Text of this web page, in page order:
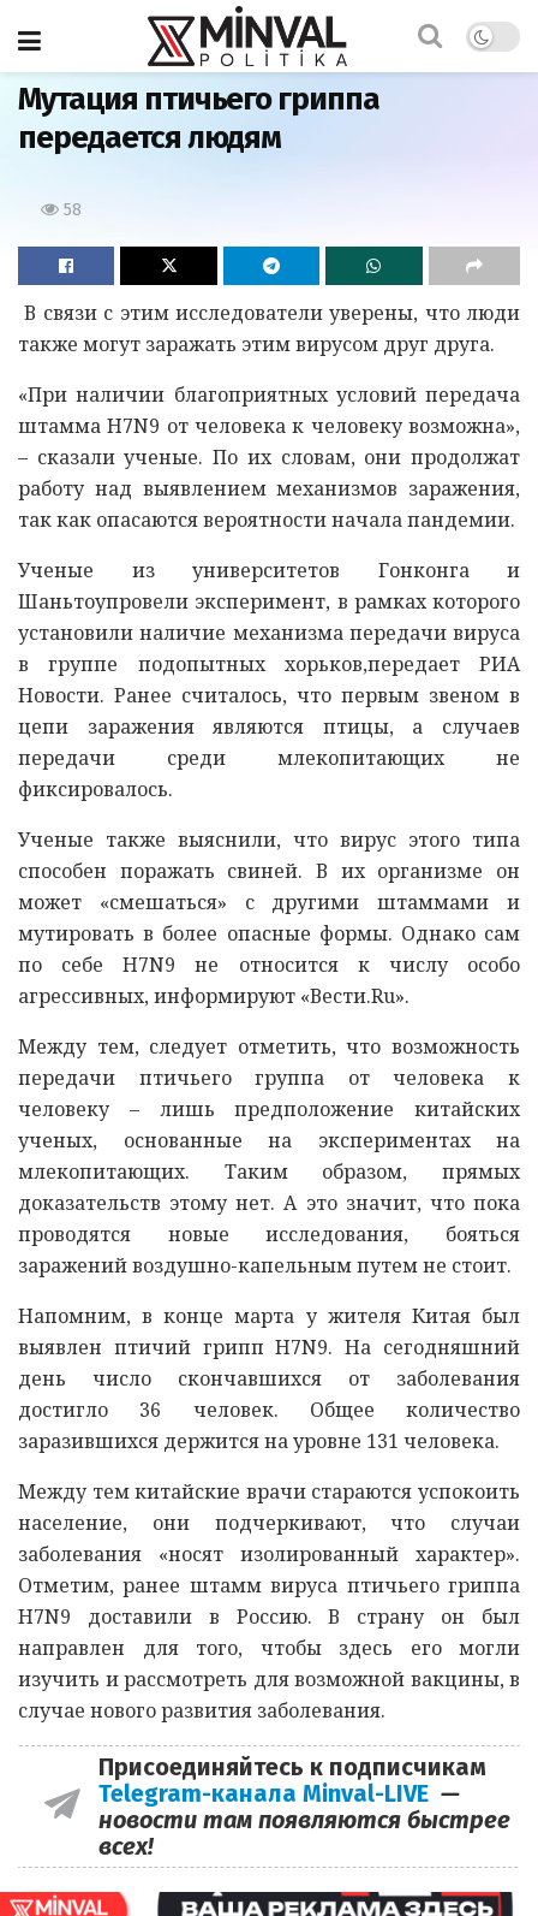
Главная
Мутация птичьего гриппа
передается людям
58
В связи с этим исследователи уверены, что люди
также могут заражать этим вирусом друг друга.
«При наличии благоприятных условий передача
штамма H7N9 от человека к человеку возможна»,
– сказали ученые. По их словам, они продолжат
работу над выявлением механизмов заражения,
так как опасаются вероятности начала пандемии.
Ученые из университетов Гонконга и
Шаньтоупровели эксперимент, в рамках которого
установили наличие механизма передачи вируса
в группе подопытных хорьков,передает РИА
Новости. Ранее считалось, что первым звеном в
цепи заражения являются птицы, а случаев
передачи среди млекопитающих не
фиксировалось.
Ученые также выяснили, что вирус этого типа
способен поражать свиней. В их организме он
может «смешаться» с другими штаммами и
мутировать в более опасные формы. Однако сам
по себе H7N9 не относится к числу особо
агрессивных, информируют «Вести.Ru».
Между тем, следует отметить, что возможность
передачи птичьего группа от человека к
человеку – лишь предположение китайских
ученых, основанные на экспериментах на
млекопитающих. Таким образом, прямых
доказательств этому нет. А это значит, что пока
проводятся новые исследования, бояться
заражений воздушно-капельным путем не стоит.
Напомним, в конце марта у жителя Китая был
выявлен птичий грипп H7N9. На сегодняшний
день число скончавшихся от заболевания
достигло 36 человек. Общее количество
заразившихся держится на уровне 131 человека.
Между тем китайские врачи стараются успокоить
население, они подчеркивают, что случаи
заболевания «носят изолированный характер».
Отметим, ранее штамм вируса птичьего гриппа
H7N9 доставили в Россию. В страну он был
направлен для того, чтобы здесь его могли
изучить и рассмотреть для возможной вакцины, в
случае нового развития заболевания.
Присоединяйтесь к подписчикам
Telegram-канала Minval-LIVE —
новости там появляются быстрее
всех!